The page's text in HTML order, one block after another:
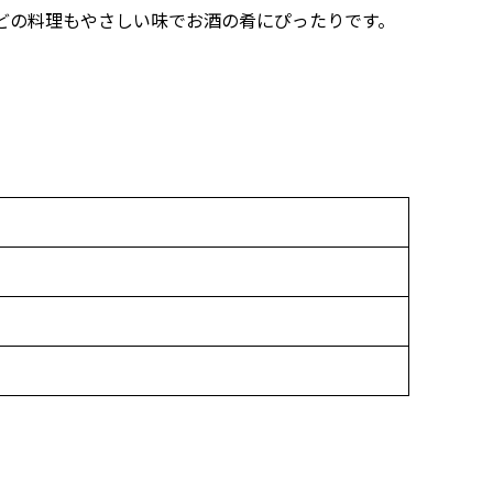
料理もやさしい味でお酒の肴にぴったりです。